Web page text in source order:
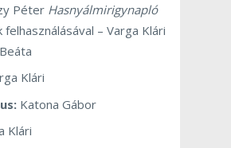
Péter Hasnyálmirigynapló
– Varga Klári
Klári
Katona Gábor
Klári